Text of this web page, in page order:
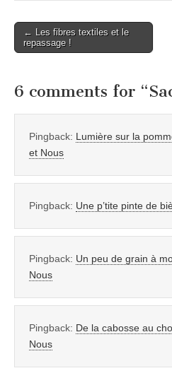
Post
navigation
← Les fibres textiles et le
repassage !
6 comments for “
Pingback: Lumière sur la
et Nous
Pingback: Une p’tite pinte de
Pingback: Un peu de grain à
Nous
Pingback: De la cabosse au
Nous